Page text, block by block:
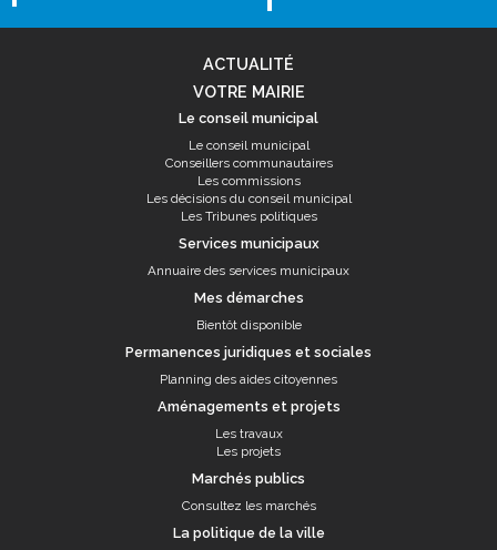
ACTUALITÉ
VOTRE MAIRIE
Le conseil municipal
Le conseil municipal
Conseillers communautaires
Les commissions
Les décisions du conseil municipal
Les Tribunes politiques
Services municipaux
Annuaire des services municipaux
Mes démarches
Bientôt disponible
Permanences juridiques et sociales
Planning des aides citoyennes
Aménagements et projets
Les travaux
Les projets
Marchés publics
Consultez les marchés
La politique de la ville